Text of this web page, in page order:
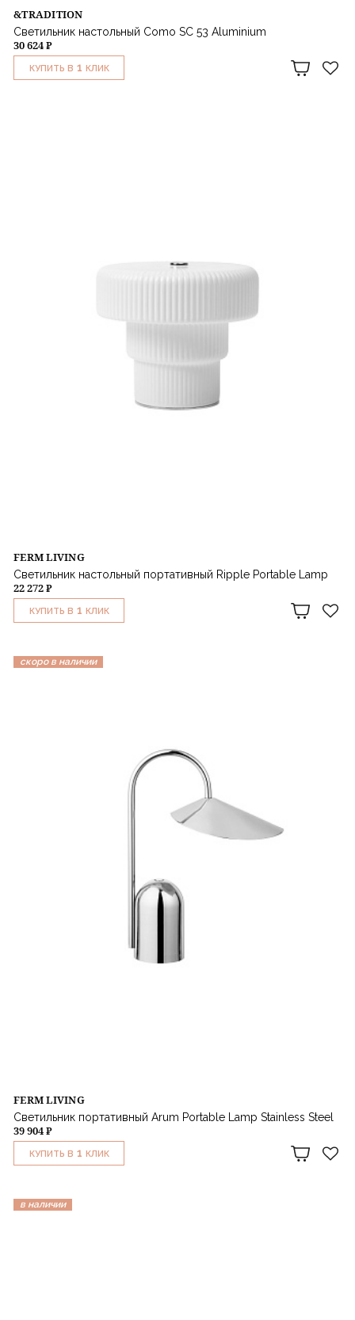
&TRADITION
Светильник настольный Como SC 53 Aluminium
30 624 ₽
КУПИТЬ В 1 КЛИК
FERM LIVING
Светильник настольный портативный Ripple Portable Lamp
22 272 ₽
КУПИТЬ В 1 КЛИК
скоро в наличии
FERM LIVING
Светильник портативный Arum Portable Lamp Stainless Steel
39 904 ₽
КУПИТЬ В 1 КЛИК
в наличии